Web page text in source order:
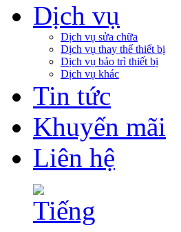
Dịch vụ
Dịch vụ sửa chữa
Dịch vụ thay thế thiết bị
Dịch vụ bảo trì thiết bị
Dịch vụ khác
Tin tức
Khuyến mãi
Liên hệ